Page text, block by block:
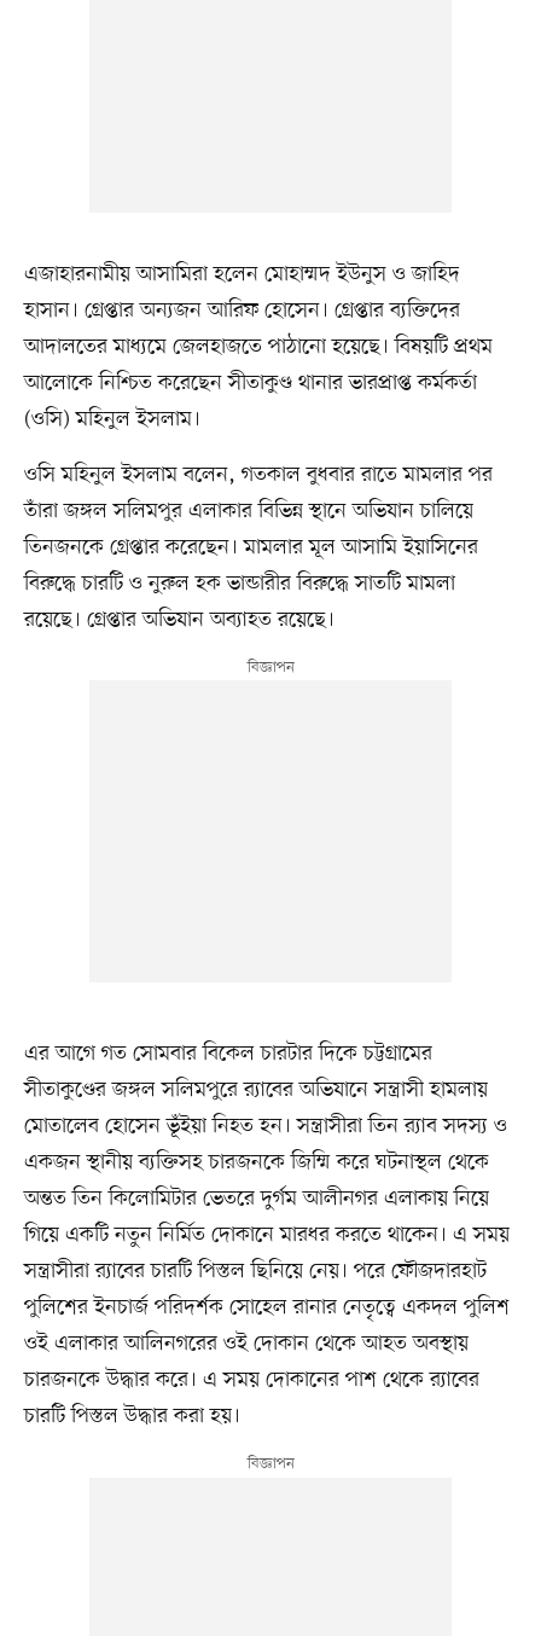
এজাহারনামীয় আসামিরা হলেন মোহাম্মদ ইউনুস ও জাহিদ
হাসান। গ্রেপ্তার অন্যজন আরিফ হোসেন। গ্রেপ্তার ব্যক্তিদের
আদালতের মাধ্যমে জেলহাজতে পাঠানো হয়েছে। বিষয়টি প্রথম
আলোকে নিশ্চিত করেছেন সীতাকুণ্ড থানার ভারপ্রাপ্ত কর্মকর্তা
(ওসি) মহিনুল ইসলাম।
ওসি মহিনুল ইসলাম বলেন, গতকাল বুধবার রাতে মামলার পর
তাঁরা জঙ্গল সলিমপুর এলাকার বিভিন্ন স্থানে অভিযান চালিয়ে
তিনজনকে গ্রেপ্তার করেছেন। মামলার মূল আসামি ইয়াসিনের
বিরুদ্ধে চারটি ও নুরুল হক ভান্ডারীর বিরুদ্ধে সাতটি মামলা
রয়েছে। গ্রেপ্তার অভিযান অব্যাহত রয়েছে।
এর আগে গত সোমবার বিকেল চারটার দিকে চট্টগ্রামের
সীতাকুণ্ডের জঙ্গল সলিমপুরে র‍্যাবের অভিযানে সন্ত্রাসী হামলায়
মোতালেব হোসেন ভূঁইয়া নিহত হন। সন্ত্রাসীরা তিন র‍্যাব সদস্য ও
একজন স্থানীয় ব্যক্তিসহ চারজনকে জিম্মি করে ঘটনাস্থল থেকে
অন্তত তিন কিলোমিটার ভেতরে দুর্গম আলীনগর এলাকায় নিয়ে
গিয়ে একটি নতুন নির্মিত দোকানে মারধর করতে থাকেন। এ সময়
সন্ত্রাসীরা র‍্যাবের চারটি পিস্তল ছিনিয়ে নেয়। পরে ফৌজদারহাট
পুলিশের ইনচার্জ পরিদর্শক সোহেল রানার নেতৃত্বে একদল পুলিশ
ওই এলাকার আলিনগরের ওই দোকান থেকে আহত অবস্থায়
চারজনকে উদ্ধার করে। এ সময় দোকানের পাশ থেকে র‍্যাবের
চারটি পিস্তল উদ্ধার করা হয়।